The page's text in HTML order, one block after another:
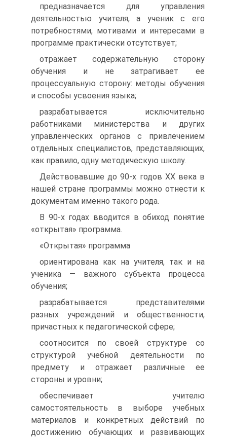
предназначается для управления
деятельностью учителя, а ученик с его
потребностями, мотивами и интересами в
программе практически отсутствует;
отражает содержательную сторону
обучения и не затрагивает ее
процессуальную сторону: методы обучения
и способы усвоения языка;
разрабатывается исключительно
работниками министерства и других
управленческих органов с привлечением
отдельных специалистов, представляющих,
как правило, одну методическую школу.
Действовавшие до 90-х годов XX века в
нашей стране программы можно отнести к
документам именно такого рода.
В 90-х годах вводится в обиход понятие
«открытая» программа.
«Открытая» программа
ориентирована как на учителя, так и на
ученика — важного субъекта процесса
обучения;
разрабатывается представителями
разных учреждений и общественности,
причастных к педагогической сфере;
соотносится по своей структуре со
структурой учебной деятельности по
предмету и отражает различные ее
стороны и уровни;
обеспечивает учителю
самостоятельность в выборе учебных
материалов и конкретных действий по
достижению обучающих и развивающих